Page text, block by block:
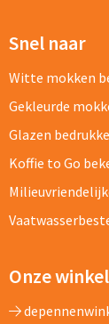
Snel naar
Witte mokken
Gekleurde
Glazen
Koffie to Go
Onze